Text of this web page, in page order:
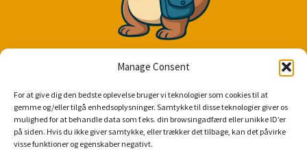
Manage Consent
For at give dig den bedste oplevelse bruger vi teknologier som cookies til at
gemme og/eller tilgå enhedsoplysninger. Samtykke til disse teknologier giver os
mulighed for at behandle data som f.eks. din browsingadfærd eller unikke ID’er
på siden. Hvis du ikke giver samtykke, eller trækker det tilbage, kan det påvirke
visse funktioner og egenskaber negativt.
Få de seneste tilbud